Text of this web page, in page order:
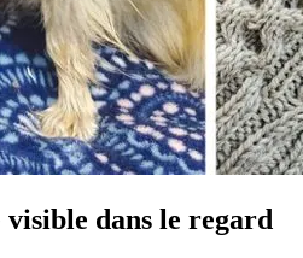
visible dans le regard